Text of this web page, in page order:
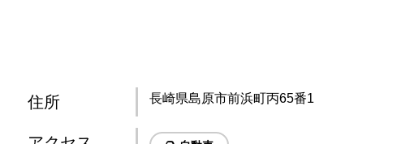
住所 長崎県島原市前浜町丙65番1